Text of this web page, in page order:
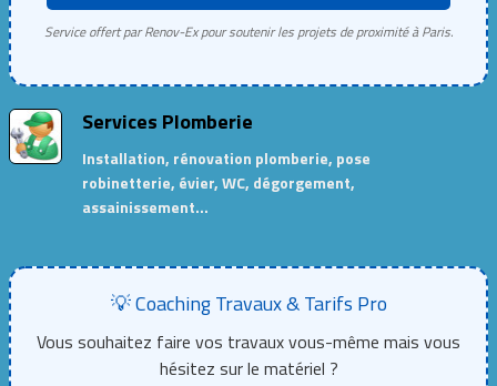
Service offert par Renov-Ex pour soutenir les projets de proximité à Paris.
Services Plomberie
Installation, rénovation plomberie, pose
robinetterie, évier, WC, dégorgement,
assainissement…
💡 Coaching Travaux & Tarifs Pro
Vous souhaitez faire vos travaux vous-même mais vous
hésitez sur le matériel ?